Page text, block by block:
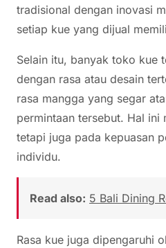
tradisional dengan inovasi
setiap kue yang dijual
Selain itu, banyak toko kue
dengan rasa atau desain
rasa mangga yang segar
permintaan tersebut. Hal
tetapi juga pada kepuasan
individu.
Read also: 5 Bali Dining
Rasa kue juga dipengaruhi